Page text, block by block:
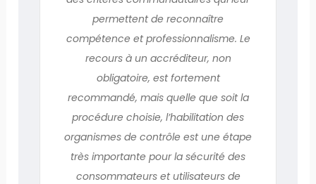
permettent de reconnaître
compétence et professionnalisme. Le
recours à un accréditeur, non
obligatoire, est fortement
recommandé, mais quelle que soit la
procédure choisie, l’habilitation des
organismes de contrôle est une étape
très importante pour la sécurité des
consommateurs et utilisateurs de